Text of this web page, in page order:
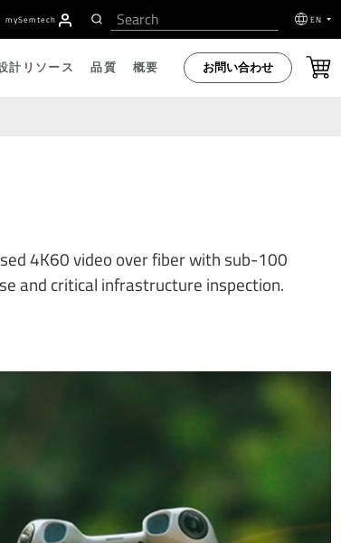
mySemtech EN
計リソース 品質 概要 お問い合わせ
4K60 video over fiber with sub-100
and critical infrastructure inspection.